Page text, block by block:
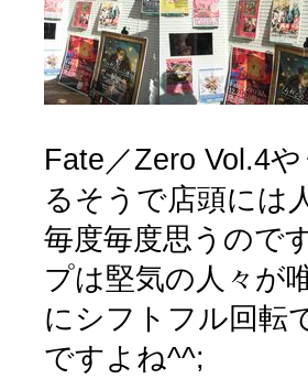
Fate／Zero Vol.4
るそうで店頭には
毎度毎度思うので
プは堅気の人々が
にシフトフル回転
ですよね^^;